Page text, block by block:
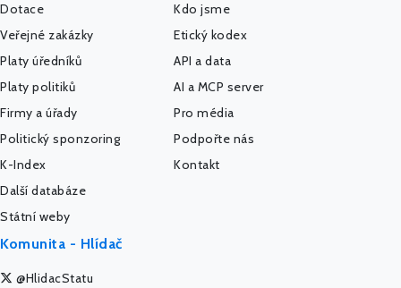
Dotace
Veřejné zakázky
Platy úředníků
Platy politiků
Firmy a úřady
Politický sponzoring
K-Index
Další databáze
Státní weby
Kdo jsme
Etický kodex
API a data
AI a MCP server
Pro média
Podpořte nás
Kontakt
Komunita - Hlídač
@HlidacStatu